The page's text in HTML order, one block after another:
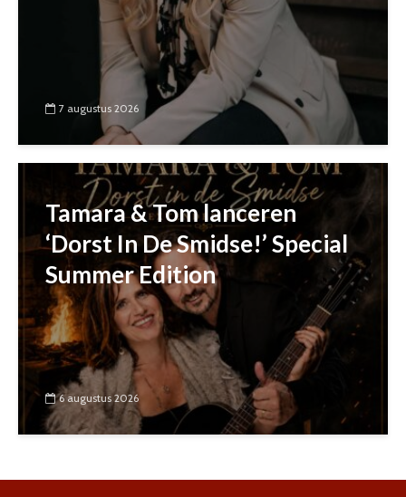
7 augustus 2026
Tamara & Tom lanceren
‘Dorst In De Smidse!’ Special
Summer Edition
6 augustus 2026